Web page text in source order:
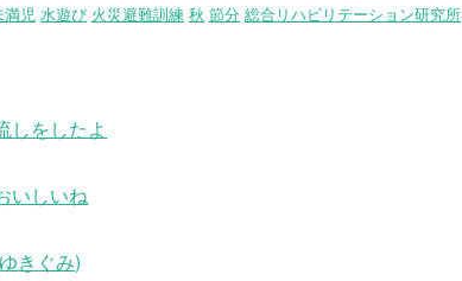
満児 水遊び 火災避難訓練 秋 節分 総合リハビリテーション研究所
しをしたよ
しいね
きぐみ)